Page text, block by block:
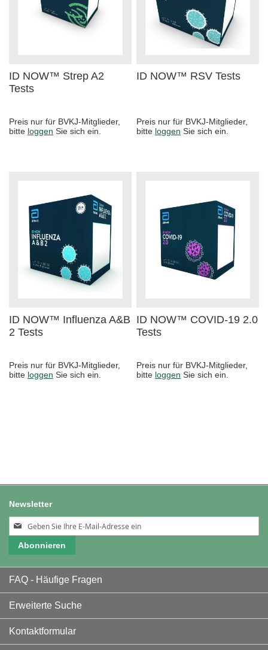
ID NOW™ Strep A2
Tests
Preis nur für BVKJ-Mitglieder,
bitte loggen Sie sich ein.
ID NOW™ RSV Tests
Preis nur für BVKJ-Mitglieder,
bitte loggen Sie sich ein.
ID NOW™ Influenza A&B
2 Tests
Preis nur für BVKJ-Mitglieder,
bitte loggen Sie sich ein.
ID NOW™ COVID-19 2.0
Tests
Preis nur für BVKJ-Mitglieder,
bitte loggen Sie sich ein.
Newsletter
Melden
Sie
sich
unseren
Newsletter
an:
Abonnieren
FAQ - Häufige Fragen
Erweiterte Suche
Kontaktformular